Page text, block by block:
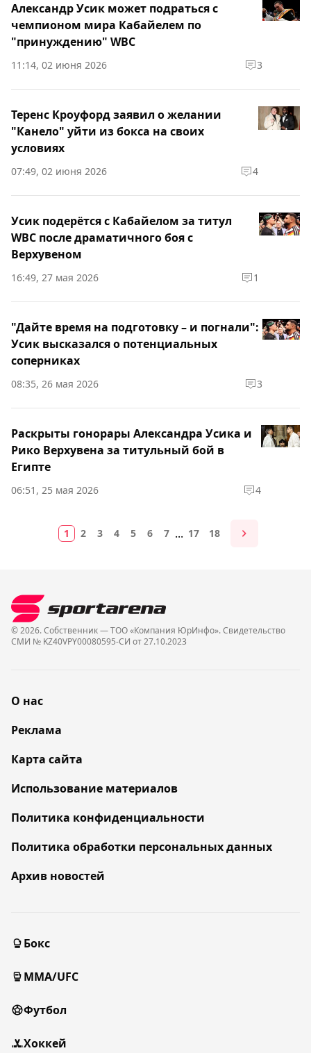
Александр Усик может подраться с
чемпионом мира Кабайелем по
"принуждению" WBC
11:14, 02 июня 2026 3
Теренс Кроуфорд заявил о желании
"Канело" уйти из бокса на своих
условиях
07:49, 02 июня 2026 4
Усик подерётся с Кабайелом за титул
WBC после драматичного боя с
Верхувеном
16:49, 27 мая 2026 1
"Дайте время на подготовку – и погнали":
Усик высказался о потенциальных
соперниках
08:35, 26 мая 2026 3
Раскрыты гонорары Александра Усика и
Рико Верхувена за титульный бой в
Египте
06:51, 25 мая 2026 4
1 2 3 4 5 6 7 ... 17 18
© 2026. Собственник — ТОО «Компания ЮрИнфо». Cвидетельство
СМИ № KZ40VPY00080595-СИ от 27.10.2023
О нас
Реклама
Карта сайта
Использование материалов
Политика конфиденциальности
Политика обработки персональных данных
Архив новостей
Бокс
MMA/UFC
Футбол
Хоккей